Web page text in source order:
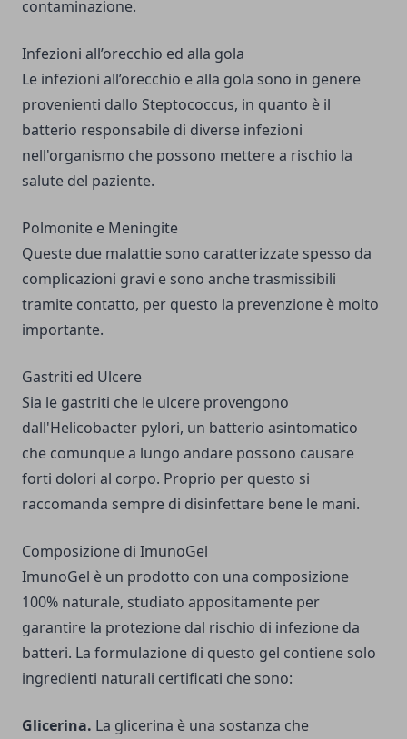
contaminazione.
Infezioni all’orecchio ed alla gola
Le infezioni all’orecchio e alla gola sono in genere
provenienti dallo Steptococcus, in quanto è il
batterio responsabile di diverse infezioni
nell'organismo che possono mettere a rischio la
salute del paziente.
Polmonite e Meningite
Queste due malattie sono caratterizzate spesso da
complicazioni gravi e sono anche trasmissibili
tramite contatto, per questo la prevenzione è molto
importante.
Gastriti ed Ulcere
Sia le gastriti che le ulcere provengono
dall'Helicobacter pylori, un batterio asintomatico
che comunque a lungo andare possono causare
forti dolori al corpo. Proprio per questo si
raccomanda sempre di disinfettare bene le mani.
Composizione di ImunoGel
ImunoGel è un prodotto con una composizione
100% naturale, studiato appositamente per
garantire la protezione dal rischio di infezione da
batteri. La formulazione di questo gel contiene solo
ingredienti naturali certificati che sono:
Glicerina. La glicerina è una sostanza che